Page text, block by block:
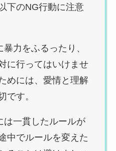
下のNG行動に注意
力をふるったり、
に行ってはいけませ
めには、愛情と理解
です。
は一貫したルールが
中でルールを変えた